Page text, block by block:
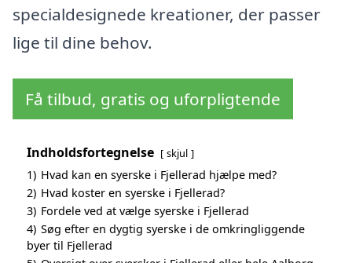
specialdesignede kreationer, der passer
lige til dine behov.
Få tilbud, gratis og uforpligtende
Indholdsfortegnelse skjul
1) Hvad kan en syerske i Fjellerad hjælpe med?
2) Hvad koster en syerske i Fjellerad?
3) Fordele ved at vælge syerske i Fjellerad
4) Søg efter en dygtig syerske i de omkringliggende
byer til Fjellerad